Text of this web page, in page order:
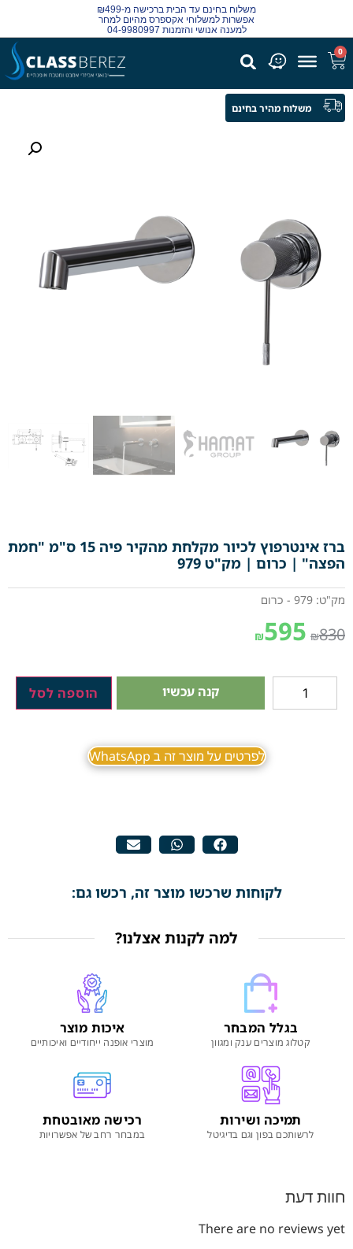
משלוח בחינם עד הבית ברכישה מ-₪499
אפשרות למשלוחי אקספרס מהיום למחר
למענה אנושי והזמנות 04-9980997
0
ברז אינטרפוץ לכיור מקלחת מהקיר פיה 15 ס"מ "חמת
הפצה" | כרום | מק"ט 979
מק"ט: 979 - כרום
₪830
₪595
קנה עכשיו הוספה לסל
לפרטים על מוצר זה ב WhatsApp
משלוח מהיר בחינם
לקוחות שרכשו מוצר זה, רכשו גם:
למה לקנות אצלנו?
בגלל המבחר
קטלוג מוצרים ענק ומגוון
איכות מוצר
מוצרי אופנה ייחודיים ואיכותיים
תמיכה ושירות
לרשותכם בפון וגם בדיגיטל
רכישה מאובטחת
במבחר רחב של אפשרויות
חוות דעת
There are no reviews yet